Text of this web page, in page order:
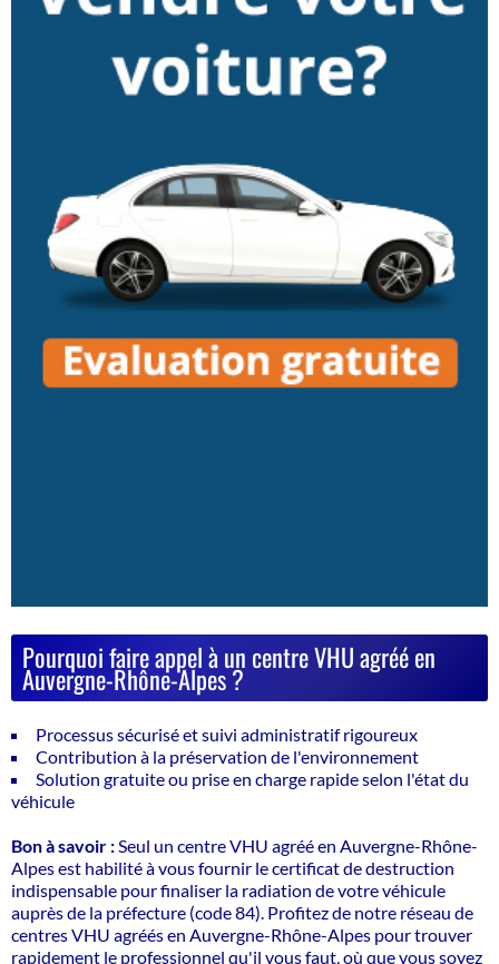
Pourquoi faire appel à un centre VHU agréé en
Auvergne-Rhône-Alpes ?
Processus sécurisé et suivi administratif rigoureux
Contribution à la préservation de l'environnement
Solution gratuite ou prise en charge rapide selon l'état du
véhicule
Bon à savoir : Seul un centre VHU agréé en Auvergne-Rhône-
Alpes est habilité à vous fournir le certificat de destruction
indispensable pour finaliser la radiation de votre véhicule
auprès de la préfecture (code 84). Profitez de notre réseau de
centres VHU agréés en Auvergne-Rhône-Alpes pourtrouver
rapidement le professionnel qu'il vous faut , où que vous soyez